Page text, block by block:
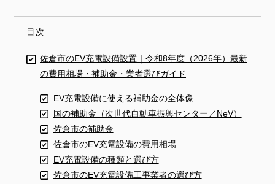
目次
佐倉市のEV充電設備設置｜令和8年度（2026年）最新
の費用相場・補助金・業者選びガイド
EV充電設備に使える補助金の全体像
国の補助金（次世代自動車振興センター／NeV）
佐倉市の補助金
佐倉市のEV充電設備の費用相場
EV充電設備の種類と選び方
佐倉市のEV充電設備工事業者の選び方